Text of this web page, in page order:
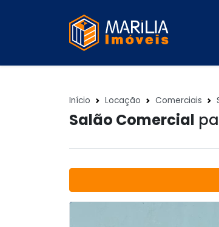
Início Locação Comerciais
Salão Comercial